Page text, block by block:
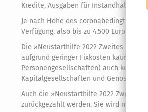
Kredite, Ausgaben für Instandhaltung,
Je nach Höhe des coronabedingten
Verfügung, also bis zu 4.500 Euro für
Die »Neustarthilfe 2022 Zweites
aufgrund geringer Fixkosten kaum von
Personengesellschaften) auch kurz
Kapitalgesellschaften und
Auch die »Neustarthilfe 2022 Zweites
zurückgezahlt werden. Sie wird nicht